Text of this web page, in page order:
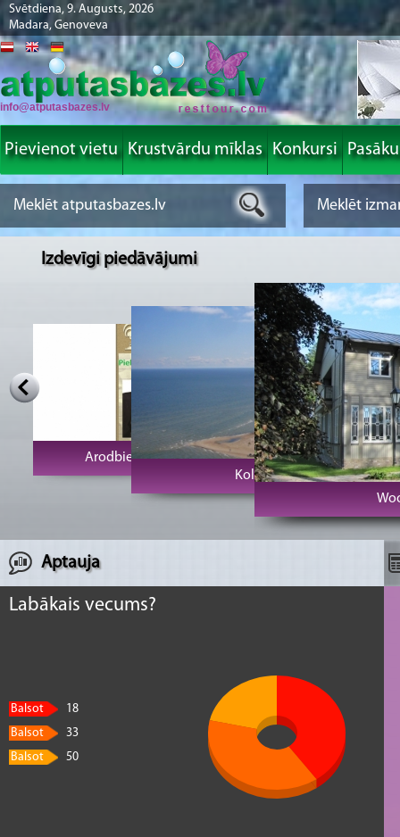
Svētdiena, 9. Augusts, 2026
Madara, Genoveva
info@atputasbazes.lv
Pievienot vietu Krustvārdu mīklas Konkursi
Izdevīgi piedāvājumi
Kolkas rags un bāka
Arodbiedrību klubs Vecrīga
Aptauja
Labākais vecums?
Balsot
18
Balsot
33
Balsot
50